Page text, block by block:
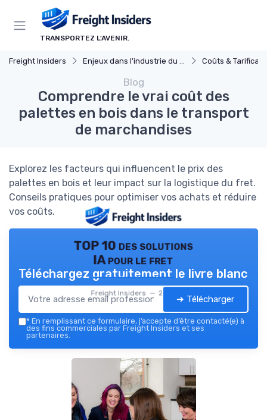
TRANSPORTEZ L'AVENIR.
Freight Insiders Enjeux dans l'industrie du fret Coûts &
Blog
Comprendre le vrai coût des
palettes en bois dans le transport
de marchandises
Explorez les facteurs qui influencent le prix des
palettes en bois et leur impact sur la logistique du fret.
Conseils pratiques pour optimiser vos achats et réduire
vos coûts.
TOP 10 des solutions
IA pour le fret
Freight Insiders — 2026
Téléchargez gratuitement le livre blanc
➔ Télécharger
* En remplissant ce formulaire, j’accepte d’être contacté(e) à
des fins commerciales par Freight Insiders et ses
partenaires.
Panneau de gestion des cookies